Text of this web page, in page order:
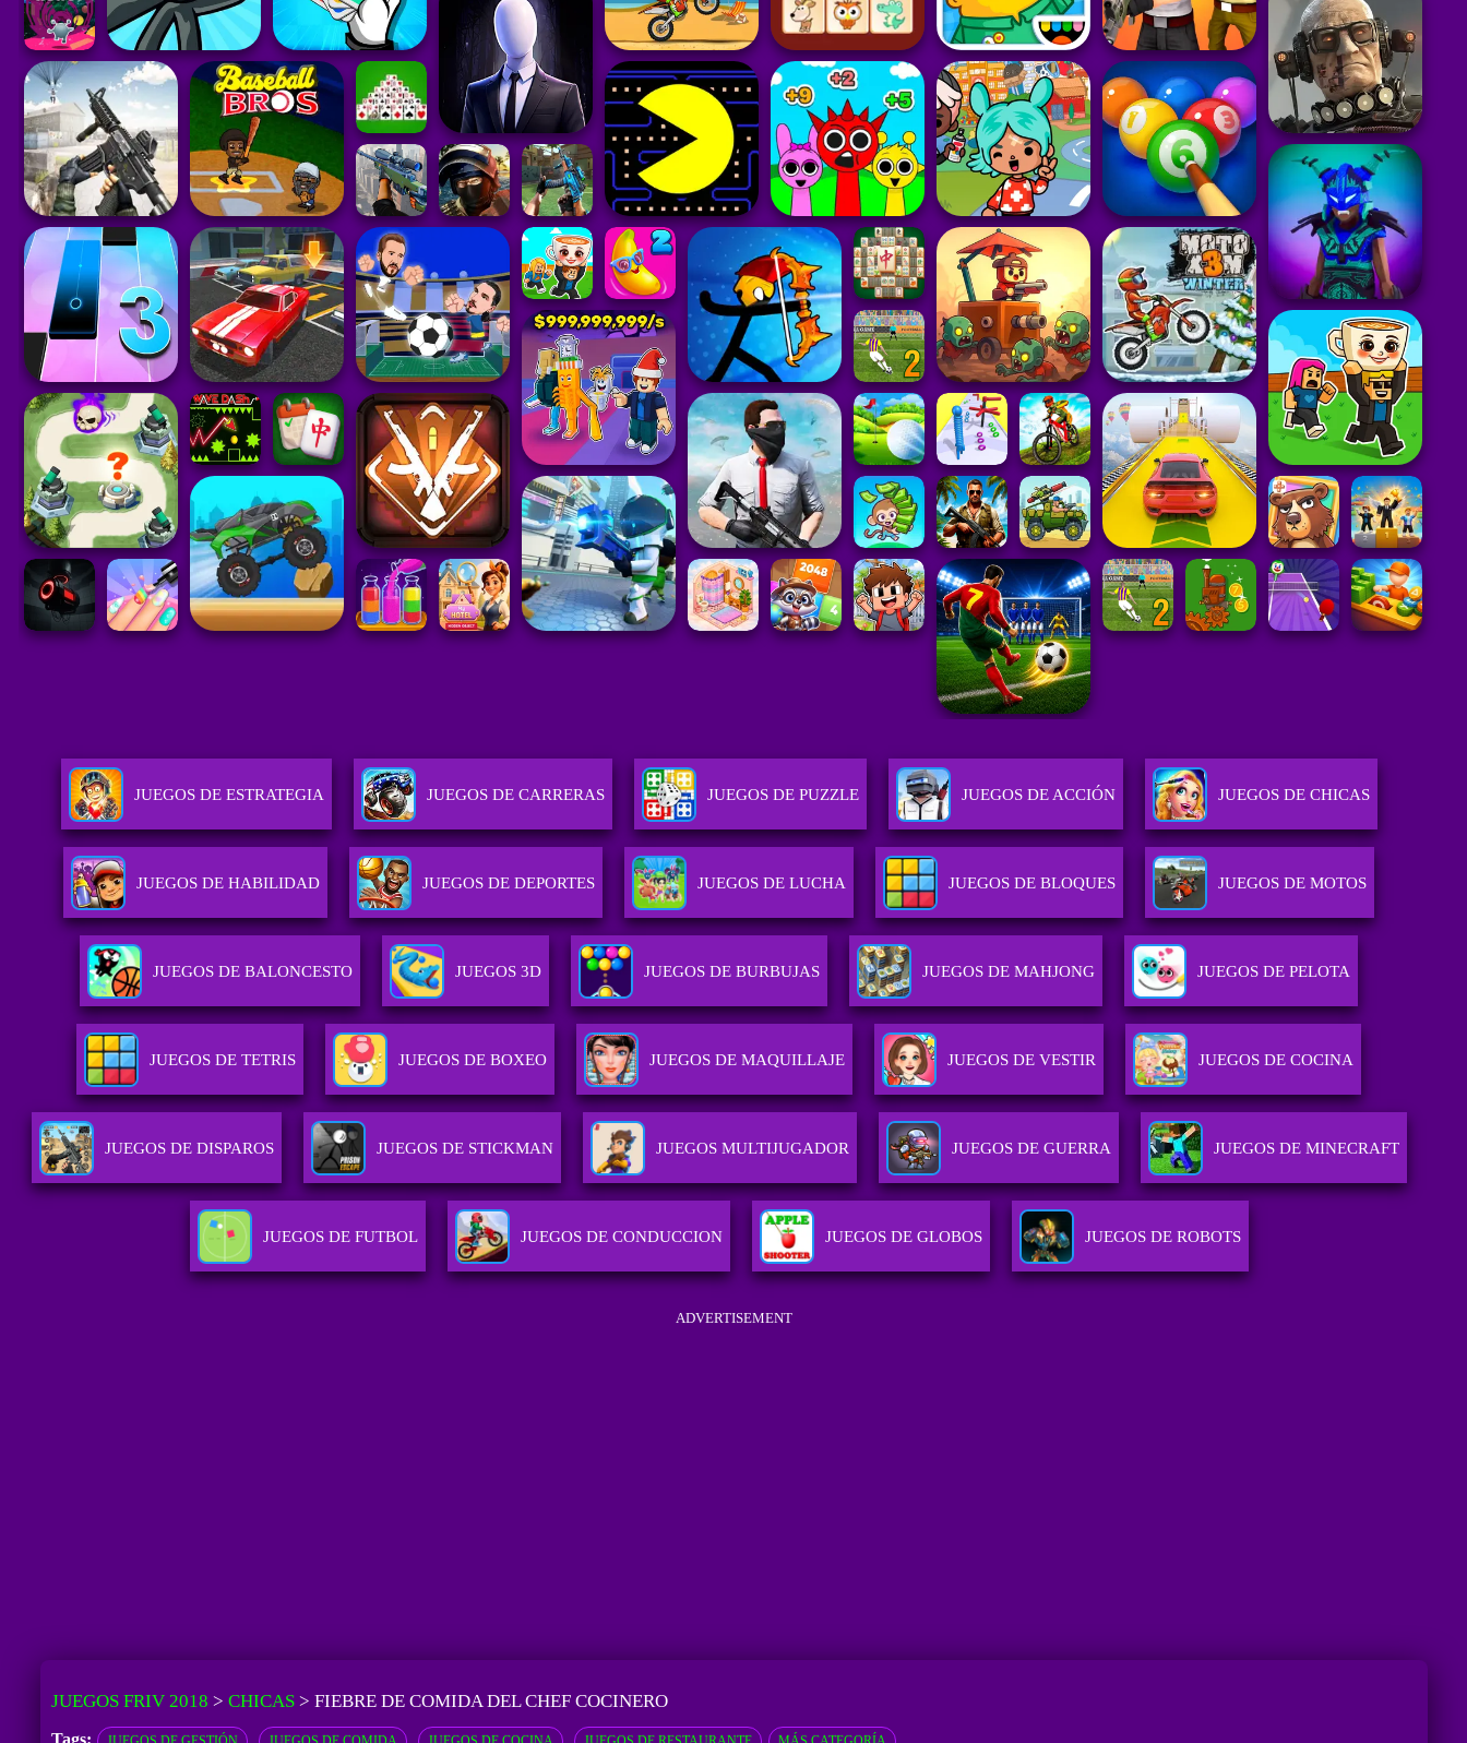
JUEGOS DE ESTRATEGIA JUEGOS DE CARRERAS JUEGOS DE PUZZLE JUEGOS DE ACCIÓN JUEGOS DE CHICAS
JUEGOS DE HABILIDAD JUEGOS DE DEPORTES JUEGOS DE LUCHA JUEGOS DE BLOQUES JUEGOS DE MOTOS
JUEGOS DE BALONCESTO JUEGOS 3D JUEGOS DE BURBUJAS JUEGOS DE MAHJONG JUEGOS DE PELOTA
JUEGOS DE TETRIS JUEGOS DE BOXEO JUEGOS DE MAQUILLAJE JUEGOS DE VESTIR JUEGOS DE COCINA
JUEGOS DE DISPAROS JUEGOS DE STICKMAN JUEGOS MULTIJUGADOR JUEGOS DE GUERRA JUEGOS DE MINECRAFT
JUEGOS DE FUTBOL JUEGOS DE CONDUCCION JUEGOS DE GLOBOS JUEGOS DE ROBOTS
ADVERTISEMENT
JUEGOS FRIV 2018 > CHICAS> FIEBRE DE COMIDA DEL CHEF COCINERO